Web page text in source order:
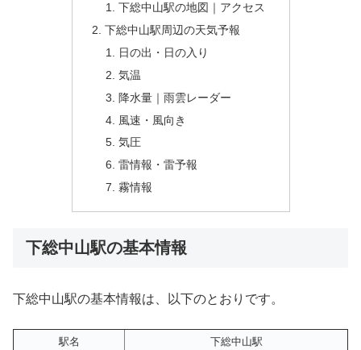
下総中山駅の地図｜アクセス
下総中山駅周辺の天気予報
日の出・日の入り
気温
降水量｜雨雲レーダー
風速・風向き
気圧
雷情報・雷予報
霧情報
下総中山駅の基本情報
下総中山駅の基本情報は、以下のとおりです。
駅名
下総中山駅